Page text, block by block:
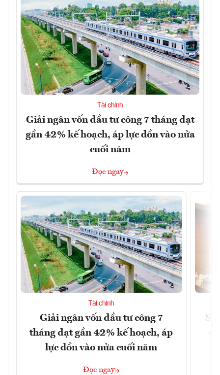
Tài chính
Giải ngân vốn đầu tư công 7 tháng đạt
gần 42% kế hoạch, áp lực dồn vào nửa
cuối năm
Đọc ngay
Tài chính
Giải ngân vốn đầu tư công 7
tháng đạt gần 42% kế hoạch, áp
lực dồn vào nửa cuối năm
Đọc ngay